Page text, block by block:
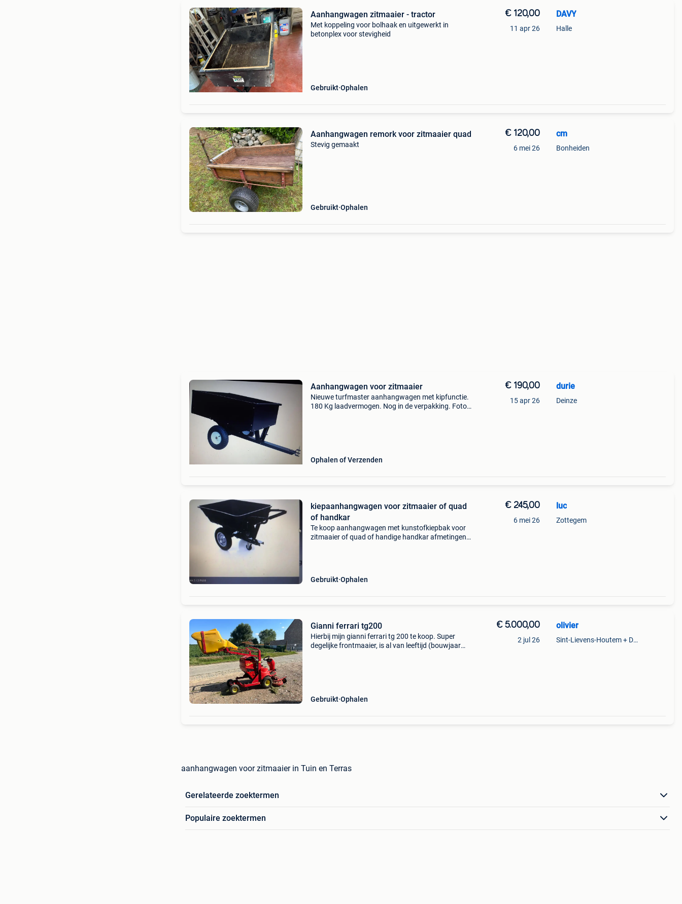
Aanhangwagen zitmaaier - tractor
Met koppeling voor bolhaak en uitgewerkt in
betonplex voor stevigheid
Gebruikt Ophalen
€ 120,00
11 apr 26
DAVY
Halle
Aanhangwagen remork voor zitmaaier quad
Stevig gemaakt
Gebruikt Ophalen
€ 120,00
6 mei 26
cm
Bonheiden
Aanhangwagen voor zitmaaier
Nieuwe turfmaster aanhangwagen met kipfunctie.
180 Kg laadvermogen. Nog in de verpakking. Foto
Ophalen of Verzenden
€ 190,00
15 apr 26
durie
Deinze
kiepaanhangwagen voor zitmaaier of quad
of handkar
Te koop aanhangwagen met kunstofkiepbak voor
zitmaaier of quad of handige handkar afmetingen
Gebruikt Ophalen
€ 245,00
6 mei 26
luc
Zottegem
Gianni ferrari tg200
Hierbij mijn gianni ferrari tg 200 te koop. Super
degelijke frontmaaier, is al van leeftijd (bouwjaar
Gebruikt Ophalen
€ 5.000,00
2 jul 26
olivier
Sint-Lievens-Houtem + Deel Oombergen
aanhangwagen voor zitmaaier in Tuin en Terras
Gerelateerde zoektermen
Populaire zoektermen